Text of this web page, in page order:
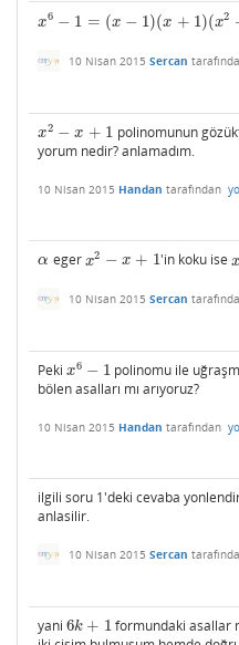
x6 − 1 = (x − 1)(x + 1)(x2
x6−1= (x −1 (x+ 1) x2+x+ 1) x2−x+ 1
10 Nisan 2015 Sercan
x2 − x + 1
x2−x+ 1
polinomunun
yorum nedir? anlamadım.
10 Nisan 2015 Handan tarafından
α
α eger x2 − x + 1
x2−x+ 1 'in koku isex
10 Nisan 2015 Sercan
Peki x6 − 1
x6−1 polinomu ile
bölen asalları mı arıyoruz?
10 Nisan 2015 Handan tarafından
ilgili soru 1'deki cevaba
anlasilir.
10 Nisan 2015 Sercan
yani 6k + 1
6k+1
formundaki asallar